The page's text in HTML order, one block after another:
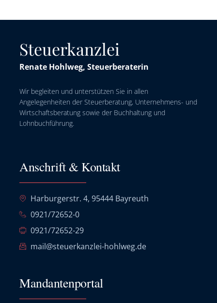
Steuerkanzlei
Renate Hohlweg, Steuerberaterin
Wir begleiten und unterstützen Sie in allen
Angelegenheiten der Steuerberatung, Unternehmens- und
Wirtschaftsberatung sowie der Buchhaltung und
Lohnbuchführung.
Anschrift & Kontakt
Harburgerstr. 4, 95444 Bayreuth
0921/72652-0
0921/72652-29
mail@steuerkanzlei-hohlweg.de
Mandantenportal